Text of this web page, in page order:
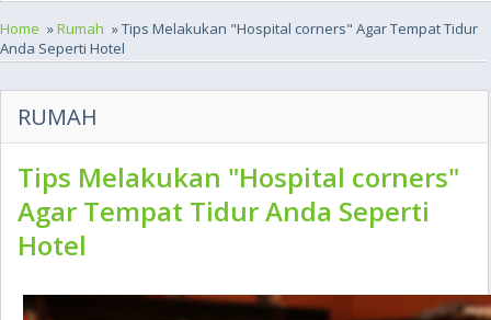
Home »Rumah » Tips Melakukan "Hospital corners" Agar Tempat Tidur
Anda Seperti Hotel
RUMAH
Tips Melakukan "Hospital corners"
Agar Tempat Tidur Anda Seperti
Hotel